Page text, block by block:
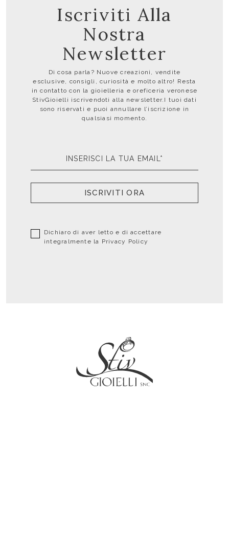
Iscriviti Alla
Nostra
Newsletter
Di cosa parla? Nuove creazioni, vendite
esclusive, consigli, curiosità e molto altro! Resta
in contatto con la gioielleria e oreficeria veronese
StivGioielli iscrivendoti alla newsletter.I tuoi dati
sono riservati e puoi annullare l’iscrizione in
qualsiasi momento.
ISCRIVITI ORA
Dichiaro di aver letto e di accettare
integralmente la Privacy Policy